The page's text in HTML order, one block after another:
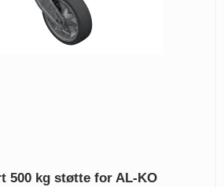
500 kg støtte for AL-KO